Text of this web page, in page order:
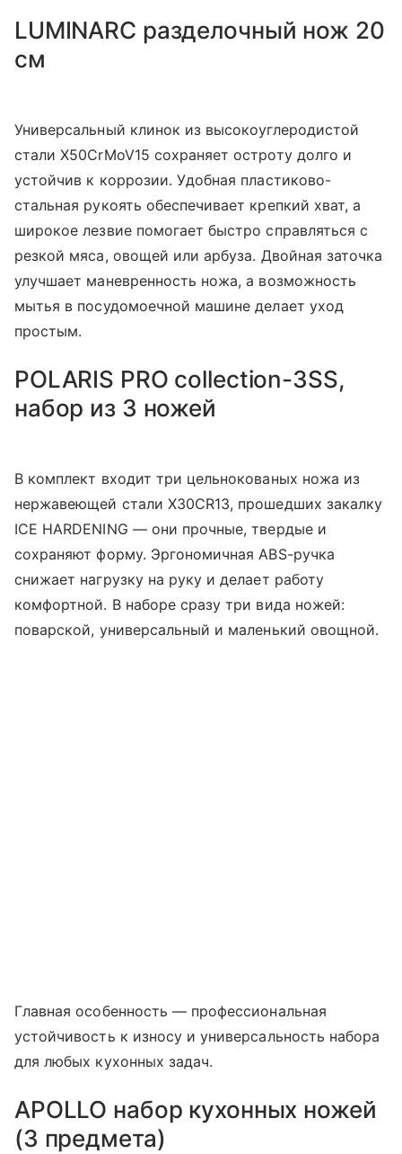
LUMINARC разделочный нож 20
см
Универсальный клинок из высокоуглеродистой
стали X50CrMoV15 сохраняет остроту долго и
устойчив к коррозии. Удобная пластиково-
стальная рукоять обеспечивает крепкий хват, а
широкое лезвие помогает быстро справляться с
резкой мяса, овощей или арбуза. Двойная заточка
улучшает маневренность ножа, а возможность
мытья в посудомоечной машине делает уход
простым.
POLARIS PRO collection-3SS,
набор из 3 ножей
В комплект входит три цельнокованых ножа из
нержавеющей стали X30CR13, прошедших закалку
ICE HARDENING — они прочные, твердые и
сохраняют форму. Эргономичная ABS-ручка
снижает нагрузку на руку и делает работу
комфортной. В наборе сразу три вида ножей:
поварской, универсальный и маленький овощной.
Главная особенность — профессиональная
устойчивость к износу и универсальность набора
для любых кухонных задач.
APOLLO набор кухонных ножей
(3 предмета)